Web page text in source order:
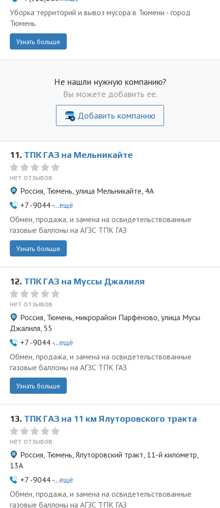
Уборка территорий и вывоз мусора в Тюмени - город
Тюмень.
Узнать больше
Не нашли нужную компанию?
Вы можете добавить ее.
Добавить компанию
11. ТПК ГАЗ на Мельникайте
нет отзывов
Россия, Тюмень, улица Мельникайте, 4А
+7 -9044 -...ещё
Обмен, продажа, и замена на освидетельствованные
газовые баллоны на АГЗС ТПК ГАЗ
Узнать больше
12. ТПК ГАЗ на Муссы Джалиля
нет отзывов
Россия, Тюмень, микрорайон Парфёново, улица Мусы
Джалиля, 55
+7 -9044 -...ещё
Обмен, продажа, и замена на освидетельствованные
газовые баллоны на АГЗС ТПК ГАЗ
Узнать больше
13. ТПК ГАЗ на 11 км Ялуторовского тракта
нет отзывов
Россия, Тюмень, Ялуторовский тракт, 11-й километр,
13А
+7 -9044 -...ещё
Обмен, продажа, и замена на освидетельствованные
газовые баллоны на АГЗС ТПК ГАЗ